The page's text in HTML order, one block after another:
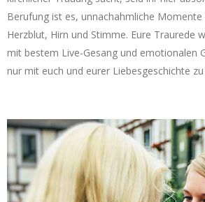
Berufung ist es, unnachahmliche
Herzblut, Hirn und Stimme. Eure Traurede
mit bestem Live-Gesang und emotionalen
nur mit euch und eurer Liebesgeschichte